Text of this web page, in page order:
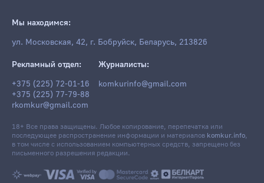
Мы находимся:
ул. Московская, 42, г. Бобруйск, Беларусь, 213826
Рекламный отдел:
+375 (225) 77-79-88
Журналисты: